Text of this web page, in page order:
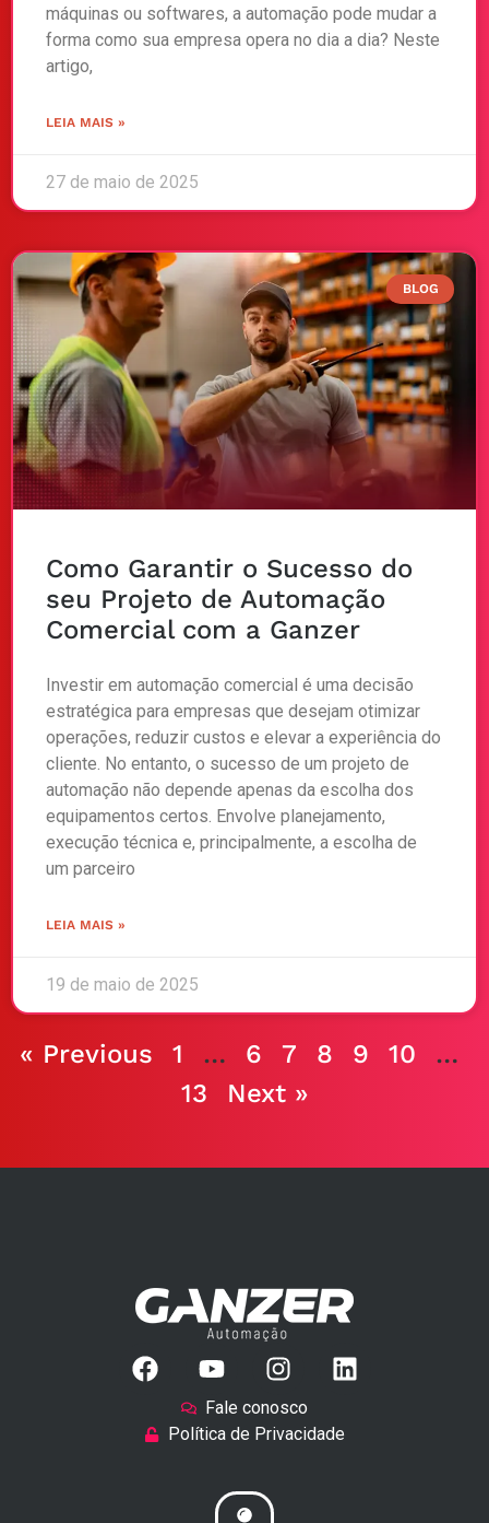
máquinas ou softwares, a automação pode mudar a
forma como sua empresa opera no dia a dia? Neste
artigo,
LEIA MAIS »
27 de maio de 2025
BLOG
Como Garantir o Sucesso do
seu Projeto de Automação
Comercial com a Ganzer
Investir em automação comercial é uma decisão
estratégica para empresas que desejam otimizar
operações, reduzir custos e elevar a experiência do
cliente. No entanto, o sucesso de um projeto de
automação não depende apenas da escolha dos
equipamentos certos. Envolve planejamento,
execução técnica e, principalmente, a escolha de
um parceiro
LEIA MAIS »
19 de maio de 2025
« Previous 1 … 6 7 8 9 10
…
13
Next »
Fale conosco
Política de Privacidade